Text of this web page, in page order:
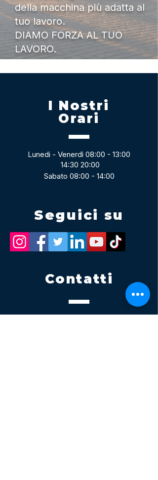
della macchina più adatta al
tuo lavoro.
DIAMO FORZA AL TUO
LAVORO.
I Nostri
Orari
Lunedi - Venerdì 08:00 - 13:00
14:30 20:00
Sabato 08:00 - 14:00
Seguici su
Contatti